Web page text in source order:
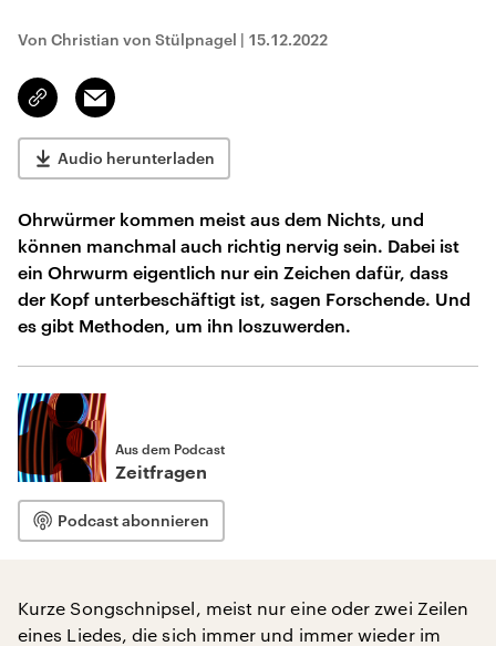
Von Christian von Stülpnagel | 15.12.2022
Link
kopieren/teilen
Email
Audio herunterladen
Ohrwürmer kommen meist aus dem Nichts, und
können manchmal auch richtig nervig sein. Dabei ist
ein Ohrwurm eigentlich nur ein Zeichen dafür, dass
der Kopf unterbeschäftigt ist, sagen Forschende. Und
es gibt Methoden, um ihn loszuwerden.
Aus dem Podcast
Zeitfragen
Podcast abonnieren
Kurze Songschnipsel, meist nur eine oder zwei Zeilen
eines Liedes, die sich immer und immer wieder im